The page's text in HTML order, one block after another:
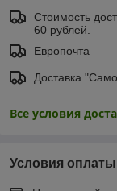
Стоимость
60 рублей.
Европочта
Доставка
Все условия
Условия оплаты